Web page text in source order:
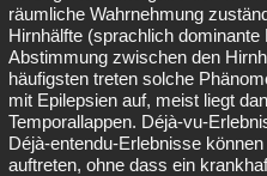
räumliche Wahrnehmung
Hirnhälfte (sprachlich
Abstimmung zwischen den
häufigsten treten solche
mit Epilepsien auf, meist liegt
Temporallappen. Déjà-vu-
Déjà-entendu-Erlebnisse
auftreten, ohne dass ein